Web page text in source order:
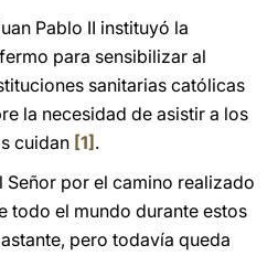
Pablo II instituyó la
para sensibilizar al
sanitarias católicas
la necesidad de asistir a los
cuidan [1] .
Señor por el camino realizado
todo el mundo durante estos
pero todavía queda